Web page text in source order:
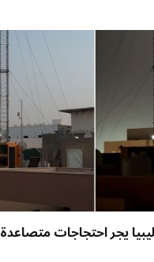
يجر احتجاجات متصاعدة